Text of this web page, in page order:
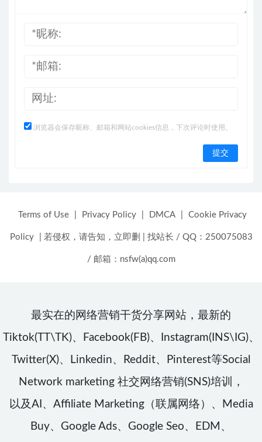
浏览器会保存昵称、邮箱和网站cookies信息，下次评论时使用。
Terms of Use Privacy Policy DMCA Cookie Privacy
Policy 若侵权，请告知，立即删 找站长 / QQ：250075083
/ 邮箱：nsfw(a)qq.com
最实在的网络营销干货分享网站，最新的
Tiktok(TT\TK)、Facebook(FB)、Instagram(INS\IG)、
Twitter(X)、Linkedin、Reddit、Pinterest等Social
Network marketing 社交网络营销(SNS)培训，
以及AI、Affiliate Marketing（联属网络）、Media
Buy、Google Ads、Google Seo、EDM、